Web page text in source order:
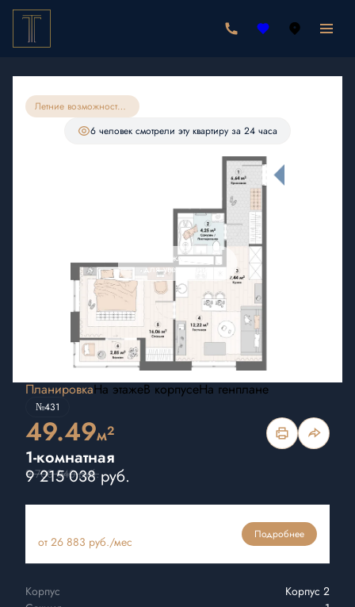
1-комнатная 9 700 040 руб.
9 215 038 руб.
Ипотека
Летние возможности на квартиры 49м56
6 человек смотрели эту квартиру за 24 часа
Нажмите
для увеличения
ПланировкаНа этажеВ корпусеНа генплане
№431
49.49м2
1-комнатная
9 700 040 руб.
9 215 038 руб.
от 26 883 руб./мес
Подробнее
Корпус
Корпус 2